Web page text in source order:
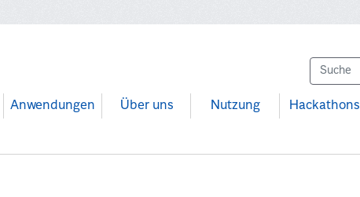
Anwendungen Über uns Nutzung Hackathons